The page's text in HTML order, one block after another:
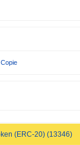
Copie
(ERC-20) (13346)